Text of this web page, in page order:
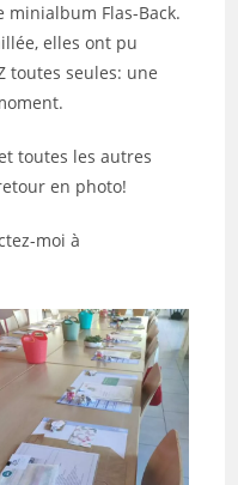
minialbum Flas-Back.
elles ont pu
toutes seules: une
toutes les autres
en photo!
moi à